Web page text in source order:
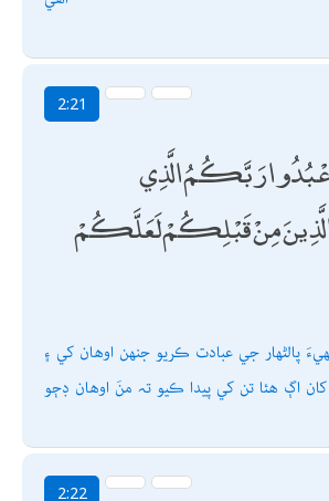
2:21
اعْبُدُوا رَبَّكُمُ الَّذِي
مِنْ قَبْلِكُمْ لَعَلَّكُمْ
پالڻھار جي عبادت ڪريو جنھن اوھان کي ۽
اڳ ھئا تن کي پيدا ڪيو تہ منَ اوھان ڊڄو
2:22